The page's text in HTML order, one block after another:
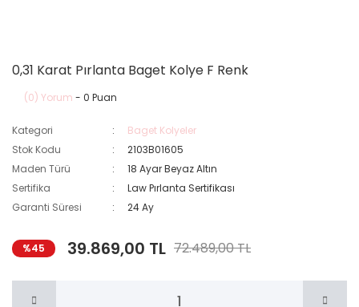
0,31 Karat Pırlanta Baget Kolye F Renk
(0) Yorum - 0 Puan
Kategori
Baget Kolyeler
Stok Kodu
2103B01605
Maden Türü
18 Ayar Beyaz Altın
Sertifika
Law Pırlanta Sertifikası
Garanti Süresi
24 Ay
%45 39.869,00 TL 72.489,00 TL